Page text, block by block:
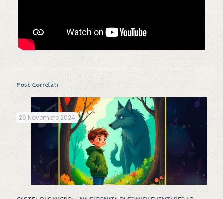
Post Correlati
29 Novembre 2024